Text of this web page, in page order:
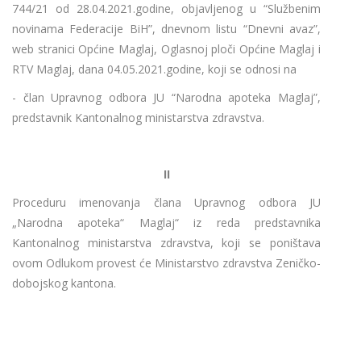
744/21 od 28.04.2021.godine, objavljenog u “Službenim
novinama Federacije BiH”, dnevnom listu “Dnevni avaz”,
web stranici Općine Maglaj, Oglasnoj ploči Općine Maglaj i
RTV Maglaj, dana 04.05.2021.godine, koji se odnosi na
- član Upravnog odbora JU “Narodna apoteka Maglaj”,
predstavnik Kantonalnog ministarstva zdravstva.
II
Proceduru imenovanja člana Upravnog odbora JU
„Narodna apoteka“ Maglaj“ iz reda predstavnika
Kantonalnog ministarstva zdravstva, koji se poništava
ovom Odlukom provest će Ministarstvo zdravstva Zeničko-
dobojskog kantona.